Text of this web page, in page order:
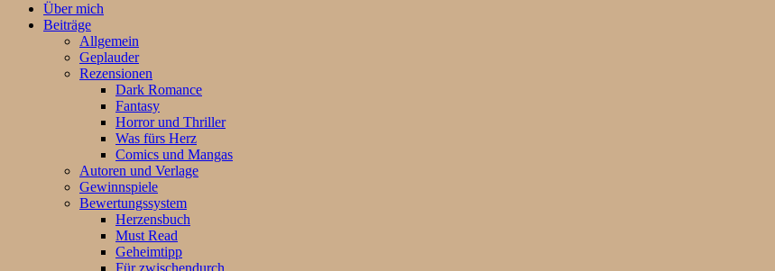
Über mich
Beiträge
Allgemein
Geplauder
Rezensionen
Dark Romance
Fantasy
Horror und Thriller
Was fürs Herz
Comics und Mangas
Autoren und Verlage
Gewinnspiele
Bewertungssystem
Herzensbuch
Must Read
Geheimtipp